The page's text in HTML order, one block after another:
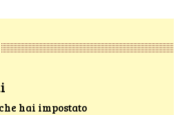
hai impostato